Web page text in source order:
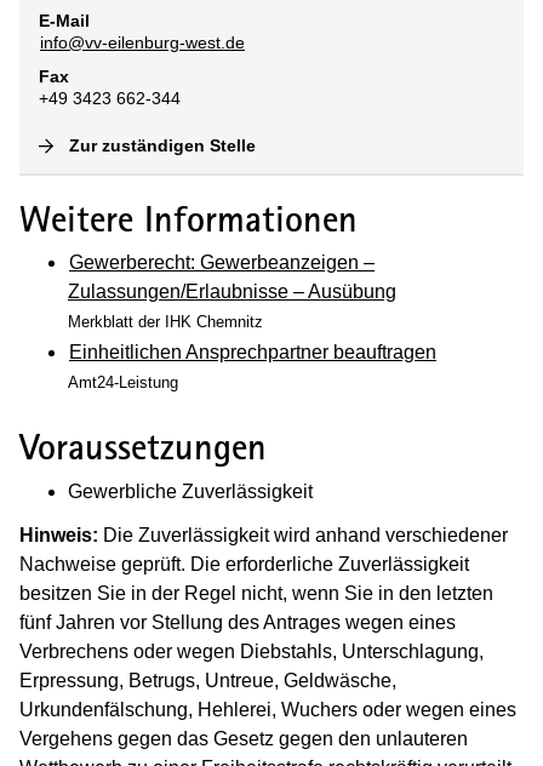
E-Mail
info@vv-eilenburg-west.de
Fax
+49 3423 662-344
Zur zuständigen Stelle
Weitere Informationen
Gewerberecht: Gewerbeanzeigen –
Zulassungen/Erlaubnisse – Ausübung
Merkblatt der IHK Chemnitz
Einheitlichen Ansprechpartner beauftragen
Amt24-Leistung
Voraussetzungen
Gewerbliche Zuverlässigkeit
Hinweis: Die Zuverlässigkeit wird anhand verschiedener
Nachweise geprüft. Die erforderliche Zuverlässigkeit
besitzen Sie in der Regel nicht, wenn Sie in den letzten
fünf Jahren vor Stellung des Antrages wegen eines
Verbrechens oder wegen Diebstahls, Unterschlagung,
Erpressung, Betrugs, Untreue, Geldwäsche,
Urkundenfälschung, Hehlerei, Wuchers oder wegen eines
Vergehens gegen das Gesetz gegen den unlauteren